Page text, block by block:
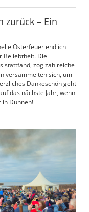
zurück – Ein
Osterfeuer endlich
Beliebtheit. Die
stattfand, zog zahlreiche
versammelten sich, um
Dankeschön geht
das nächste Jahr, wenn
in Duhnen!